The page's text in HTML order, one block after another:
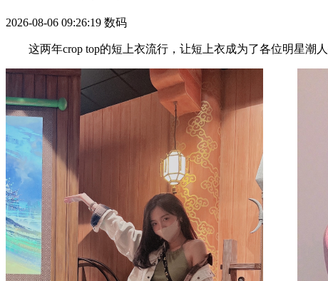
2026-08-06 09:26:19 数码
这两年crop top的短上衣流行，让短上衣成为了各位明星潮人